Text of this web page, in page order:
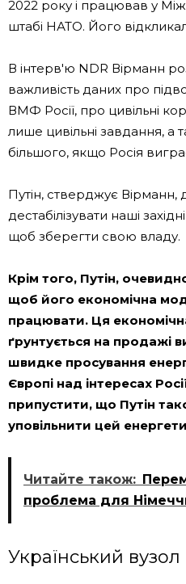
2022 року і працював у
штабі НАТО. Його
В інтерв'ю NDR Вірманн
важливість даних про
ВМФ Росії, про цивільні
лише цивільні завдання, а
більшого, якщо Росія
Путін, стверджує Вірманн,
дестабілізувати наші
щоб зберегти свою владу.
Крім того, Путін,
щоб його економічна
працювати. Ця
ґрунтується на продажі
швидке просування
Європі над інтересах
припустити, що Путін
уповільнити цей
Читайте також:
проблема для
Український вузол